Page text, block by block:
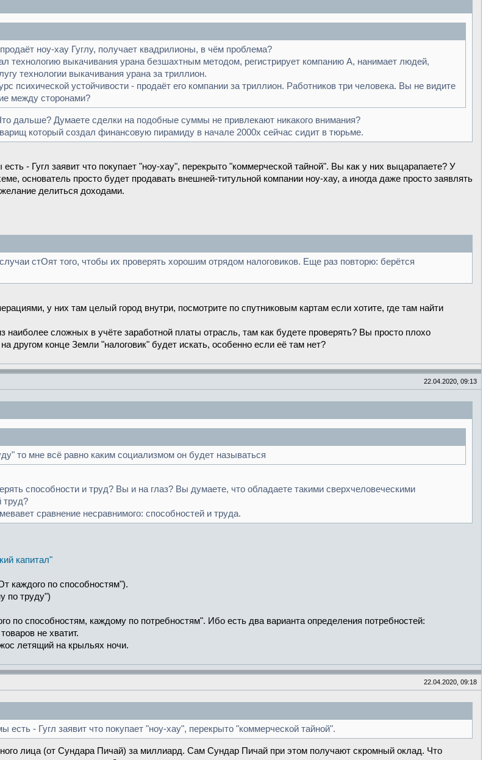
ноу-хау Гуглу, получает квадрилионы, в чём проблема?
технологию выкачивания урана безшахтным методом, регистрирует компанию А, нанимает людей,
технологии выкачивания урана за триллион.
психической устойчивости - продаёт его компании за триллион. Работников три человека. Вы не видите
между сторонами?
дальше? Думаете сделки на подобные суммы не привлекают никакого внимания?
который создал финансовую пирамиду в начале 2000х сейчас сидит в тюрьме.
- Гугл заявит что покупает "ноу-хау", перекрыто "коммерческой тайной". Вы как у них выцарапаете? У
основатель просто будет продавать внешней-титульной компании ноу-хау, а иногда даже просто заявлять
делиться доходами.
стОят того, чтобы их проверять хорошим отрядом налоговиков. Еще раз повторю: берётся
у них там целый город внутри, посмотрите по спутниковым картам если хотите, где там найти
наиболее сложных в учёте заработной платы отрасль, там как будете проверять? Вы просто плохо
другом конце Земли "налоговик" будет искать, особенно если её там нет?
22.04.2020, 09:13
то мне всё равно каким социализмом он будет называться
способности и труд? Вы и на глаз? Вы думаете, что обладаете такими сверхчеловеческими
труд?
сравнение несравнимого: способностей и труда.
капитал"
каждого по способностям").
по труду")
по способностям, каждому по потребностям". Ибо есть два варианта определения потребностей:
не хватит.
летящий на крыльях ночи.
22.04.2020, 09:18
есть - Гугл заявит что покупает "ноу-хау", перекрыто "коммерческой тайной".
лица (от Сундара Пичай) за миллиард. Сам Сундар Пичай при этом получают скромный оклад. Что